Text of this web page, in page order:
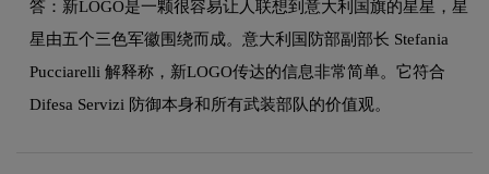
答：新LOGO是一颗很容易让人联想到意大利国旗的星星，星
星由五个三色军徽围绕而成。意大利国防部副部长 Stefania
Pucciarelli 解释称，新LOGO传达的信息非常简单。它符合
Difesa Servizi 防御本身和所有武装部队的价值观。